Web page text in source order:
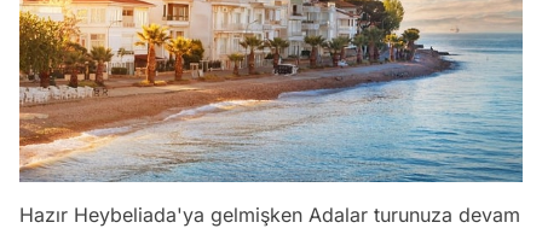
Hazır Heybeliada'ya gelmişken Adalar turunuza devam